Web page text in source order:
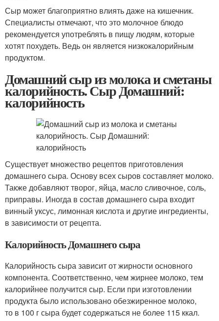
Сыр может благоприятно влиять даже на кишечник.
Специалисты отмечают, что это молочное блюдо
рекомендуется употреблять в пищу людям, которые
хотят похудеть. Ведь он является низкокалорийным
продуктом.
Домашний сыр из молока и сметаны
калорийность. Сыр Домашний:
калорийность
Существует множество рецептов приготовления
домашнего сыра. Основу всех сыров составляет молоко.
Также добавляют творог, яйца, масло сливочное, соль,
приправы. Иногда в состав домашнего сыра входит
винный уксус, лимонная кислота и другие ингредиенты,
в зависимости от рецепта.
Калорийность Домашнего сыра
Калорийность сыра зависит от жирности основного
компонента. Соответственно, чем жирнее молоко, тем
калорийнее получится сыр. Если при изготовлении
продукта было использовано обезжиренное молоко,
то в 100 г сыра будет содержаться не более 115 ккал.